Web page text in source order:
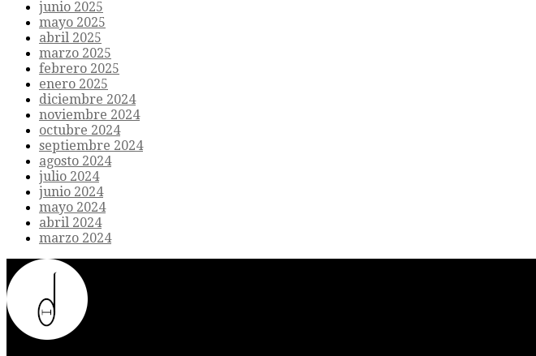
junio 2025
mayo 2025
abril 2025
marzo 2025
febrero 2025
enero 2025
diciembre 2024
noviembre 2024
octubre 2024
septiembre 2024
agosto 2024
julio 2024
junio 2024
mayo 2024
abril 2024
marzo 2024